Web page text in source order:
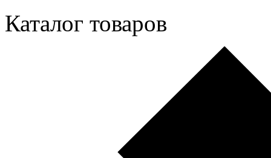
Каталог товаров